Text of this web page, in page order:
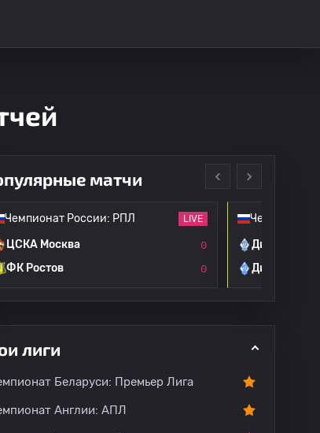
матчи
Чемпионат России: РПЛ LIVE
ЦСКА Москва 0
ФК Ростов 0
Чемпионат
Динамо
Динамо
лиги
Беларуси: Премьер Лига
Англии: АПЛ